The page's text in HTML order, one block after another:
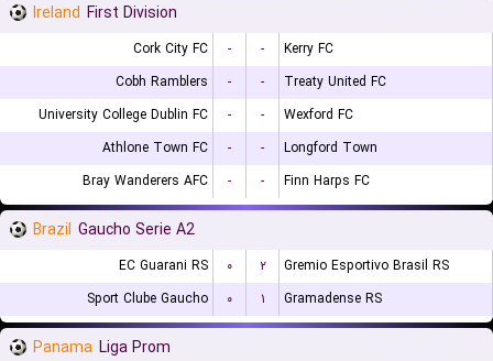
Ireland First Division
Cork City FC - -
Kerry FC
Cobh Ramblers
- -
Treaty United FC
University College Dublin FC
- -
Wexford FC
Athlone Town FC
- -
Longford Town
Bray Wanderers AFC
- - Finn Harps FC
Brazil Gaucho Serie A2
EC Guarani RS ۰ ۲
Gremio Esportivo Brasil RS
Sport Clube Gaucho
۰ ۱ Gramadense RS
Panama Liga Prom